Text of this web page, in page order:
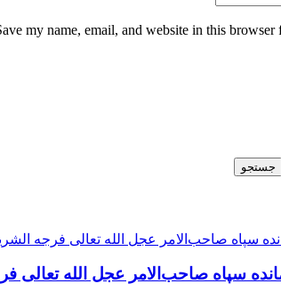
my name, email, and website in this browser
سپاه صاحب‌الامر عجل الله تعالی